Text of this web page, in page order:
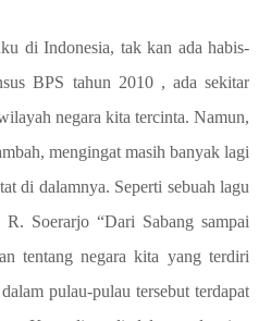
di Indonesia, tak kan ada habis-
BPS tahun 2010 , ada sekitar
negara kita tercinta. Namun,
mengingat masih banyak lagi
di dalamnya. Seperti sebuah lagu
Soerarjo “Dari Sabang sampai
tentang negara kita yang terdiri
pulau-pulau tersebut terdapat